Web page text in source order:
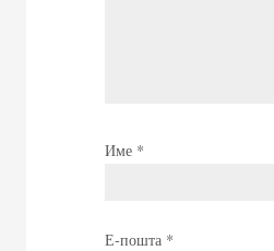
Име *
Е-пошта *